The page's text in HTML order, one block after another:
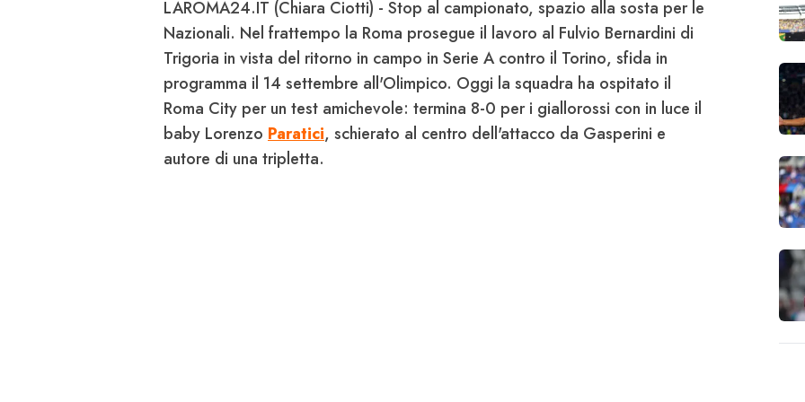
LAROMA24.IT (Chiara Ciotti) - Stop al campionato, spazio alla sosta per le
Nazionali. Nel frattempo la Roma prosegue il lavoro al Fulvio Bernardini di
Trigoria in vista del ritorno in campo in Serie A contro il Torino, sfida in
programma il 14 settembre all'Olimpico. Oggi la squadra ha ospitato il
Roma City per un test amichevole: termina 8-0 per i giallorossi con in luce il
baby Lorenzo Paratici, schierato al centro dell'attacco da Gasperini e
autore di una tripletta.